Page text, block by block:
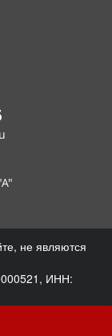
не являются
ИНН: